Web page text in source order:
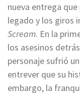
nueva entrega
legado y los giros
Scream. En la
los asesinos
personaje sufrió
entrever que su
embargo, la